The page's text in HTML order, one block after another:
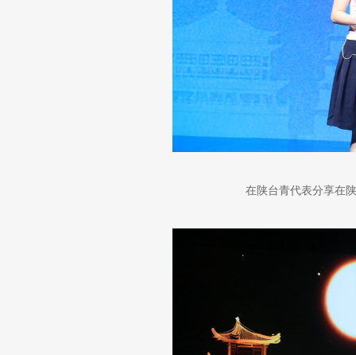
在陕台青代表分享在